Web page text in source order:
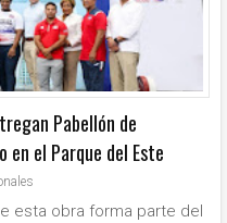
Pabellón de
en el Parque del Este
esta obra forma parte del